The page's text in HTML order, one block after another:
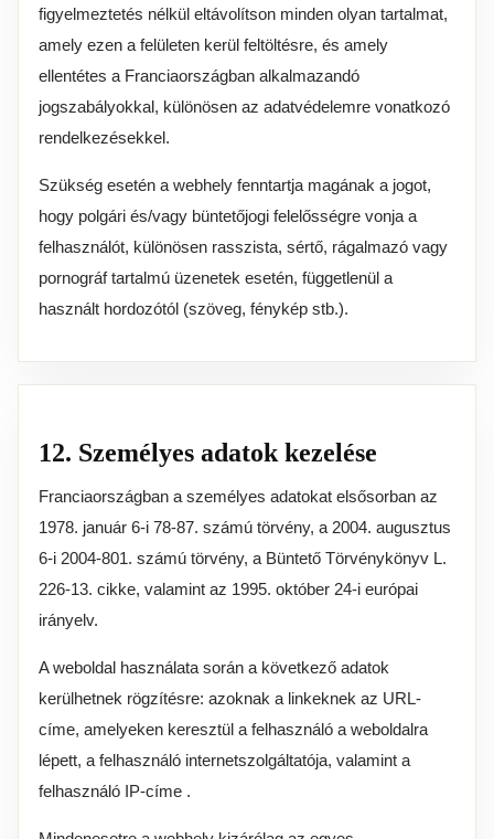
figyelmeztetés nélkül eltávolítson minden olyan tartalmat,
amely ezen a felületen kerül feltöltésre, és amely
ellentétes a Franciaországban alkalmazandó
jogszabályokkal, különösen az adatvédelemre vonatkozó
rendelkezésekkel.
Szükség esetén a webhely fenntartja magának a jogot,
hogy polgári és/vagy büntetőjogi felelősségre vonja a
felhasználót, különösen rasszista, sértő, rágalmazó vagy
pornográf tartalmú üzenetek esetén, függetlenül a
használt hordozótól (szöveg, fénykép stb.).
12. Személyes adatok kezelése
Franciaországban a személyes adatokat elsősorban az
1978. január 6-i 78-87. számú törvény, a 2004. augusztus
6-i 2004-801. számú törvény, a Büntető Törvénykönyv L.
226-13. cikke, valamint az 1995. október 24-i európai
irányelv.
A weboldal használata során a következő adatok
kerülhetnek rögzítésre: azoknak a linkeknek az URL-
címe, amelyeken keresztül a felhasználó a weboldalra
lépett, a felhasználó internetszolgáltatója, valamint a
felhasználó IP-címe .